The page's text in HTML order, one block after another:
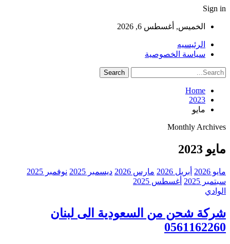
Sign in
الخميس, أغسطس 6, 2026
الرئيسيه
سياسة الخصوصية
Home
2023
مايو
Monthly Archives
مايو 2023
مايو 2026 أبريل 2026 مارس 2026 ديسمبر 2025
نوفمبر 2025
سبتمبر 2025
أغسطس 2025
الوادي
شركة شحن من السعودية الى لبنان
0561162260